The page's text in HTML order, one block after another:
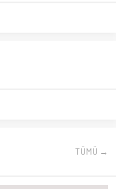
TÜMÜ →